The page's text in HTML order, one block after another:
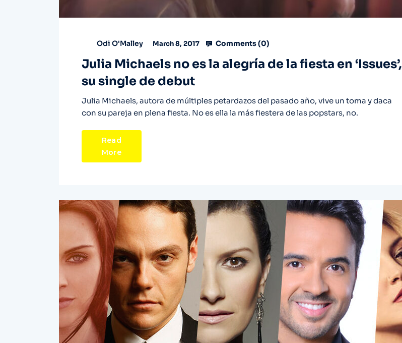
Odi O'Malley March 8, 2017 Comments (0)
Julia Michaels no es la alegría de la fiesta en ‘Issues’,
su single de debut
Julia Michaels, autora de múltiples petardazos del pasado año, vive un toma y daca
con su pareja en plena fiesta. No es ella la más fiestera de las popstars, no.
Read
More